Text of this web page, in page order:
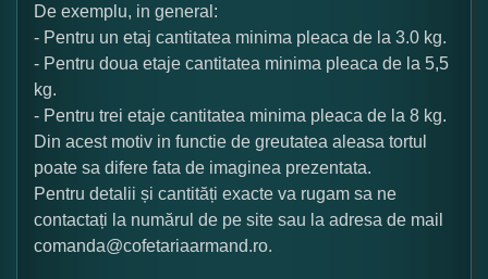
De exemplu, in general:
- Pentru un etaj cantitatea minima pleaca de la 3.0 kg.
- Pentru doua etaje cantitatea minima pleaca de la 5,5
kg.
- Pentru trei etaje cantitatea minima pleaca de la 8 kg.
Din acest motiv in functie de greutatea aleasa tortul
poate sa difere fata de imaginea prezentata.
Pentru detalii și cantități exacte va rugam sa ne
contactați la numărul de pe site sau la adresa de mail
comanda@cofetariaarmand.ro.